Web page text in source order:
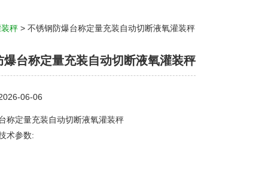
秤 > 不锈钢防爆台称定量充装自动切断液氧灌装秤
爆台称定量充装自动切断液氧灌装秤
06-06
称定量充装自动切断液氧灌装秤
术参数: